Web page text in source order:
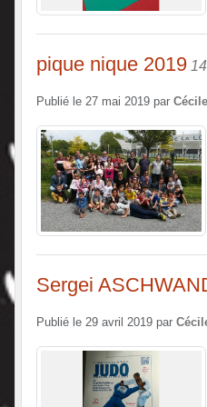
pique nique 2019
Publié le 27 mai 2019 par
Sergei
Publié le 29 avril 2019 par